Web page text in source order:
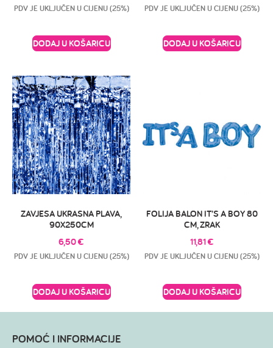
PDV JE UKLJUČEN U CIJENU (25%)
DODAJ U KOŠARICU
PDV JE UKLJUČEN U CIJENU (25%)
DODAJ U KOŠARICU
ZAVJESA UKRASNA PLAVA,
90X250CM
6,50€
PDV JE UKLJUČEN U CIJENU (25%)
DODAJ U KOŠARICU
FOLIJA BALON IT’S A BOY 80
CM, ZRAK
11,81€
PDV JE UKLJUČEN U CIJENU (25%)
DODAJ U KOŠARICU
POMOĆ I INFORMACIJE